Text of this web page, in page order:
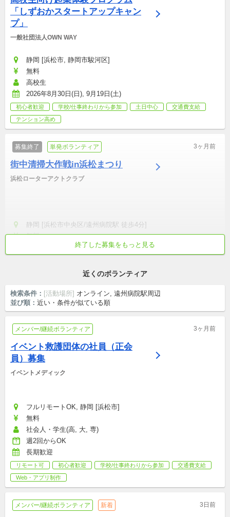
「しずおかスタートアップキャン
プ」
一般社団法人OWN WAY
静岡 [浜松市, 静岡市駿河区]
無料
高校生
2026年8月30日(日), 9月19日(土)
初心者歓迎 学校/仕事終わりから参加 土日中心
交通費支給
テンション高め
募集終了 単発ボランティア 3ヶ月前
街中清掃大作戦in浜松まつり
浜松ローターアクトクラブ
静岡 [浜松市中央区/遠州病院駅 徒歩4分]
無料
社会人・学生(高, 大, 専)終了した募集をもっと見る
近くのボランティア
検索条件： [活動場所] オンライン, 遠州病院駅周辺
並び順： 近い・条件が似ている順
メンバー/継続ボランティア 3ヶ月前
イベント救護団体の社員（正会
員）募集
イベントメディック
フルリモートOK, 静岡 [浜松市]
無料
社会人・学生(高, 大, 専)
週2回からOK
長期歓迎
リモート可 初心者歓迎 学校/仕事終わりから参加
交通費支給
Web・アプリ制作
メンバー/継続ボランティア 新着 3日前